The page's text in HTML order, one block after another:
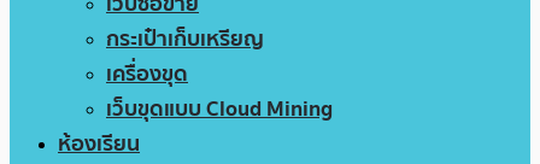
กระเป๋าเก็บเหรียญ
เครื่องขุด
เว็บขุดแบบ Cloud Mining
ห้องเรียน